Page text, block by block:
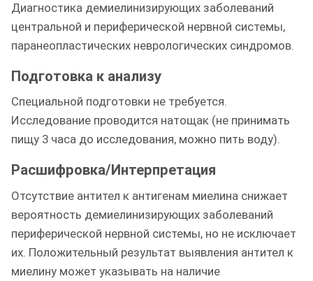
Диагностика демиелинизирующих заболеваний
центральной и периферической нервной системы,
паранеопластических неврологических синдромов.
Подготовка к анализу
Специальной подготовки не требуется.
Исследование проводится натощак (не принимать
пищу 3 часа до исследования, можно пить воду).
Расшифровка/Интерпретация
Отсутствие антител к антигенам миелина снижает
вероятность демиелинизирующих заболеваний
периферической нервной системы, но не исключает
их. Положительный результат выявления антител к
миелину может указывать на наличие